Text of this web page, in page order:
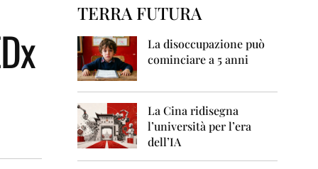
0
5
2
TERRA FUTURA
La disoccupazione può
cominciare a 5 anni
La Cina ridisegna
l’università per l’era
dell’IA